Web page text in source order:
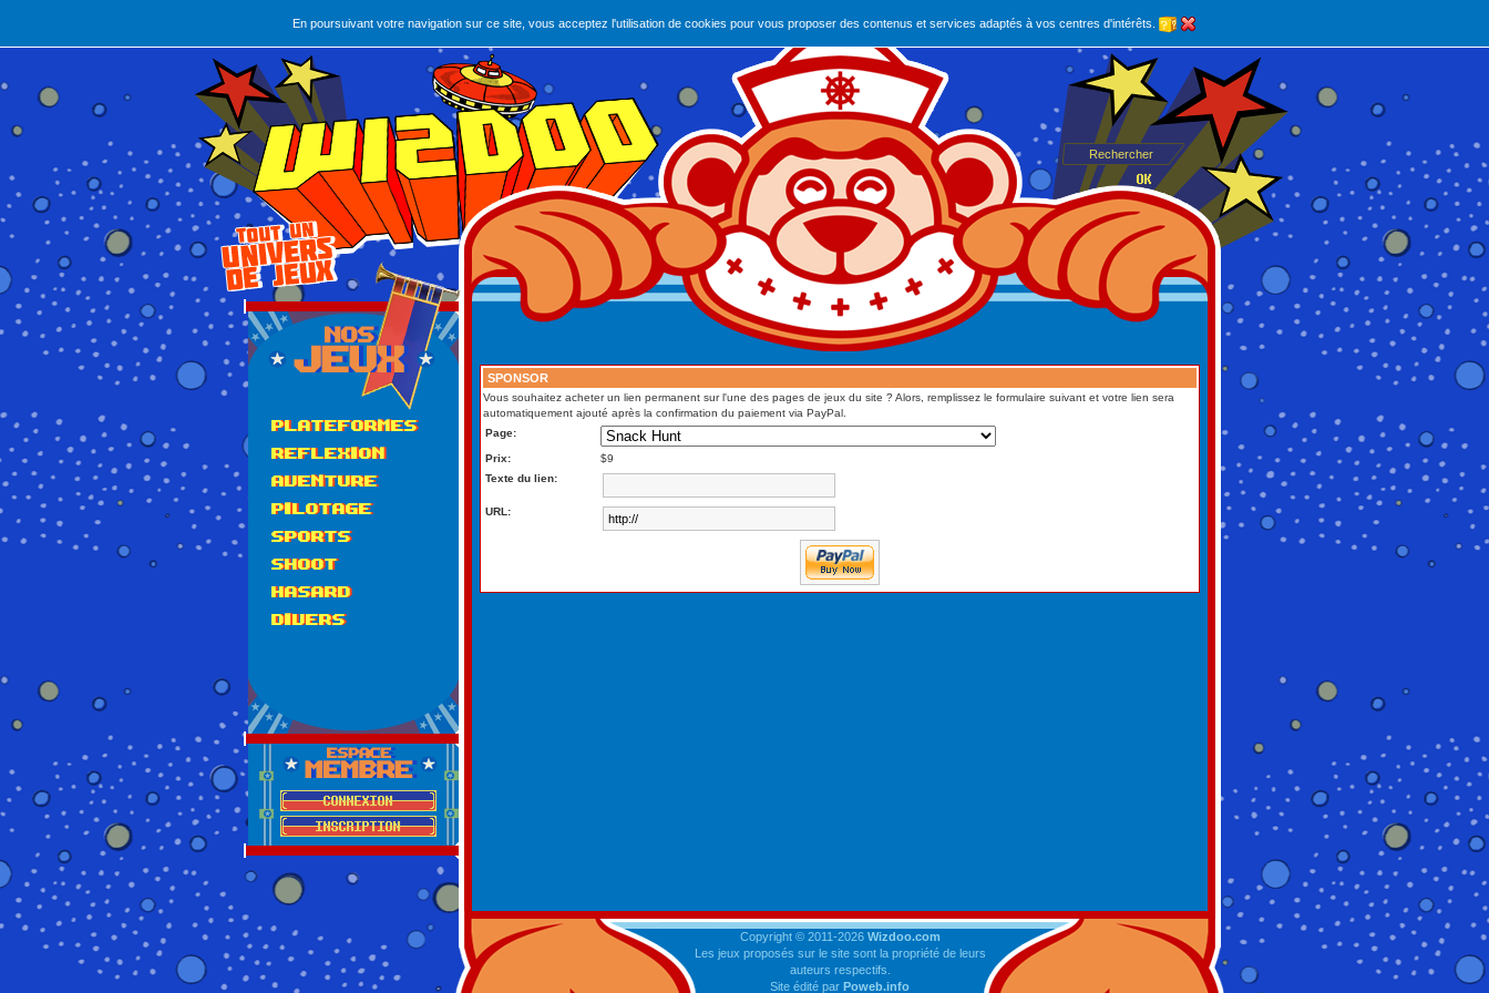
En poursuivant votre navigation sur ce site, vous acceptez l'utilisation de cookies pour vous proposer des contenus et services adaptés à vos centres d'intérêts.
PLATEFORMES
REFLEXION
AVENTURE
PILOTAGE
SPORTS
SHOOT
HASARD
DIVERS
SPONSOR
Vous souhaitez acheter un lien permanent sur l'une des pages de jeux du site ? Alors, remplissez le formulaire suivant et votre lien sera
automatiquement ajouté après la confirmation du paiement via PayPal.
Page:
Prix:
$9
Texte du lien:
URL:
Copyright © 2011-2026 Wizdoo.com
Les jeux proposés sur le site sont la propriété de leurs
auteurs respectifs.
Site édité par Poweb.info